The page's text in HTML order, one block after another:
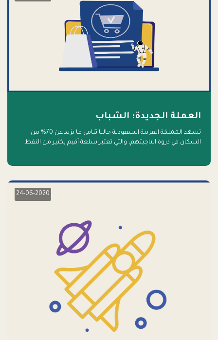
العملة الجديدة: الشباب
تشهد المملكة العربية السعودية حاليا تنامي ما يزيد عن 70% من
السكان في ذروة انتاجيتهم، والتي تعتبر سلعة أقيم بكثير من النفط.
24-06-2020